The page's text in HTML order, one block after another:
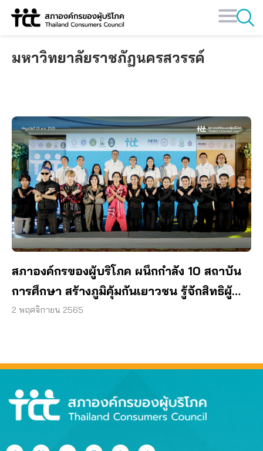
Skip
มหาวิทยาลัยราชภัฏนครสวรรค์
สภาองค์กรของผู้บริโภค ผนึกกำลัง 10 สถาบัน
การศึกษา สร้างภูมิคุ้มกันเยาวชน รู้จักสิทธิผู้
บริโภค
2 พฤศจิกายน 2565